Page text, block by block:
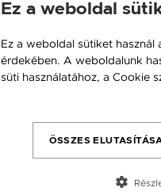
Ez a weboldal
Ez a weboldal sütiket használ
érdekében. A weboldalunk
süti használatához, a Cookie
ÖSSZES